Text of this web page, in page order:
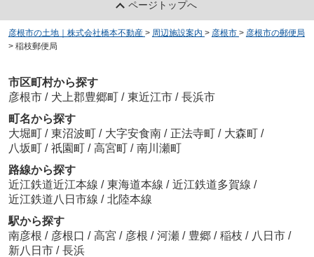
ページトップへ
彦根市の土地｜株式会社橋本不動産 > 周辺施設案内 > 彦根市 > 彦根市の郵便局
> 稲枝郵便局
市区町村から探す
彦根市 / 犬上郡豊郷町 / 東近江市 / 長浜市
町名から探す
大堀町 / 東沼波町 / 大字安食南 / 正法寺町 / 大森町 /
八坂町 / 祇園町 / 高宮町 / 南川瀬町
路線から探す
近江鉄道近江本線 / 東海道本線 / 近江鉄道多賀線 /
近江鉄道八日市線 / 北陸本線
駅から探す
南彦根 / 彦根口 / 高宮 / 彦根 / 河瀬 / 豊郷 / 稲枝 / 八日市 /
新八日市 / 長浜